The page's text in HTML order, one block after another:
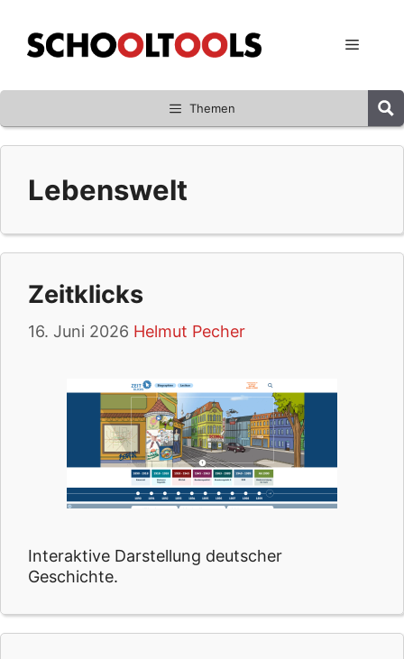
Inhalt
springen
Menü
Themen
Lebenswelt
Zeitklicks
16. Juni 2026 Helmut Pecher
Interaktive Darstellung deutscher
Geschichte.